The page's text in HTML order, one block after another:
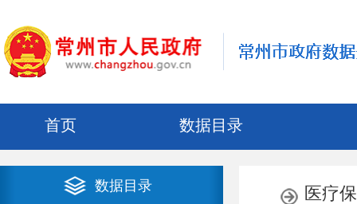
首页 数据目录
数据目录 医疗